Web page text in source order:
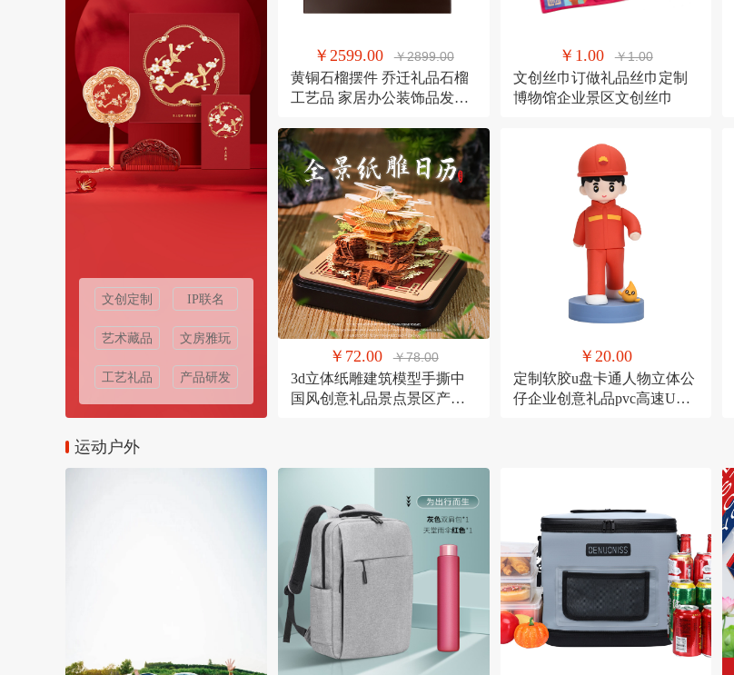
文创定制 IP联名
艺术藏品 文房雅玩
工艺礼品 产品研发
￥2599.00 ￥2899.00
黄铜石榴摆件 乔迁礼品石榴
工艺品 家居办公装饰品发财
￥1.00 ￥1.00
文创丝巾订做礼品丝巾定制
博物馆企业景区文创丝巾
￥72.00 ￥78.00
3d立体纸雕建筑模型手撕中
国风创意礼品景点景区产品
￥20.00
定制软胶u盘卡通人物立体公
仔企业创意礼品pvc高速U盘
运动户外